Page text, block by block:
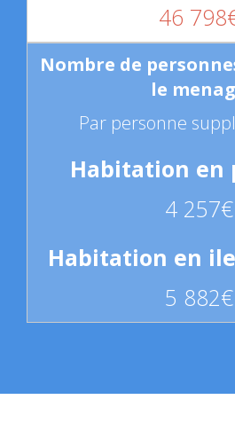
46
Par personne
4 257€
5 882€